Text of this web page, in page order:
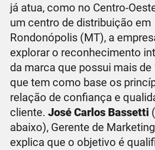
já atua, como no Centro-
um centro de distribuição em
Rondonópolis (MT), a
explorar o reconhecimento
da marca que possui mais de
que tem como base os
relação de confiança e
cliente. José Carlos Bassetti
abaixo), Gerente de
explica que o objetivo é